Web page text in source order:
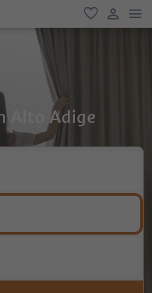
favoriti
user link
Alto Adige